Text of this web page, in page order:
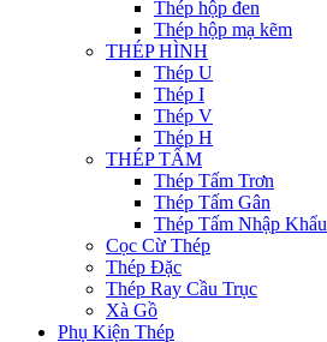
Thép hộp đen
Thép hộp mạ kẽm
THÉP HÌNH
Thép U
Thép I
Thép V
Thép H
THÉP TẤM
Thép Tấm Trơn
Thép Tấm Gân
Thép Tấm Nhập Khẩu
Cọc Cừ Thép
Thép Đặc
Thép Ray Cầu Trục
Xà Gồ
Phụ Kiện Thép